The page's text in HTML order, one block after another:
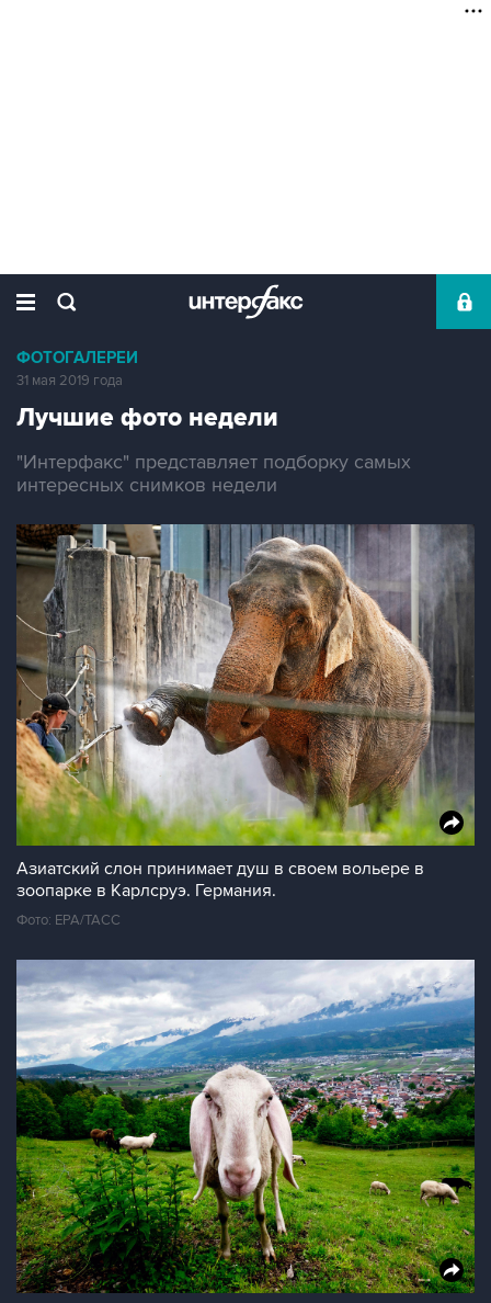
ФОТОГАЛЕРЕИ
31 мая 2019 года
Лучшие фото недели
"Интерфакс" представляет подборку самых
интересных снимков недели
Азиатский слон принимает душ в своем вольере в
зоопарке в Карлсруэ. Германия.
Фото: EPA/ТАСС